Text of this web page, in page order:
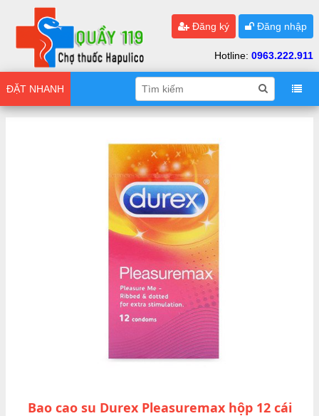
Đăng ký Đăng nhập
Hotline: 0963.222.911
ĐẶT NHANH
Bao cao su Durex Pleasuremax hộp 12 cái